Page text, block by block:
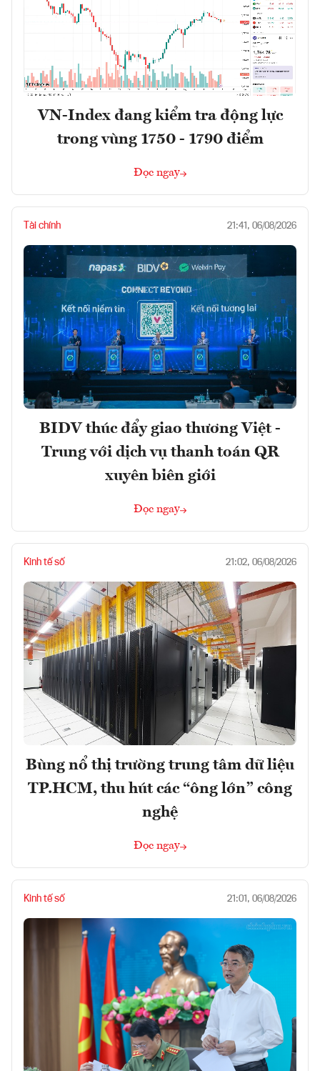
VN-Index đang kiểm tra động lực
trong vùng 1750 - 1790 điểm
Đọc ngay
Tài chính 21:41, 06/08/2026
BIDV thúc đẩy giao thương Việt -
Trung với dịch vụ thanh toán QR
xuyên biên giới
Đọc ngay
Kinh tế số 21:02, 06/08/2026
Bùng nổ thị trường trung tâm dữ liệu
TP.HCM, thu hút các “ông lớn” công
nghệ
Đọc ngay
Kinh tế số 21:01, 06/08/2026